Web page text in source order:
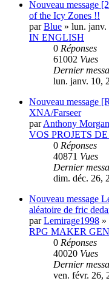
Nouveau message
of the Icy Zones !!
parBlue » lun. janv.
IN ENGLISH
0 Réponses
61002 Vues
Dernier
lun. janv. 10,
Nouveau message
XNA/Farseer
parAnthony Morgan
VOS PROJETS
0 Réponses
40871 Vues
Dernier
dim. déc. 26,
Nouveau message
aléatoire de fric
parLemirage1998 »
RPG MAKER
0 Réponses
40020 Vues
Dernier
ven. févr. 26,